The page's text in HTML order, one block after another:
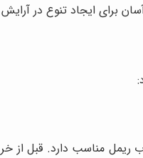
برای ایجاد تنوع در
مناسب دارد. قبل از